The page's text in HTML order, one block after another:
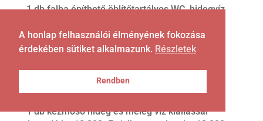
1 db falba építhető öblítőtartályos WC, hidegvíz
3 db szennyvíz elvezetés
1 db kézmosó hideg és meleg víz kiállással
A honlap felhasználói élményének fokozása
érdekében sütiket alkalmazunk. Részletek
Rendben